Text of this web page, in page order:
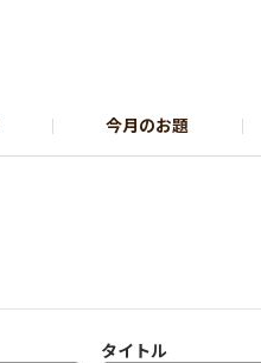
今月のお題
タイトル